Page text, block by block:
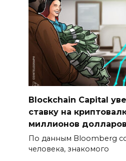
Blockchain Capital
ставку на
миллионов долларов
По данным Bloomberg
человека, знакомого